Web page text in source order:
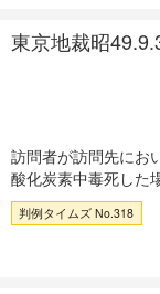
東京地裁昭
訪問者が訪問先にお
酸化炭素中毒死した
判例タイムズ No.318